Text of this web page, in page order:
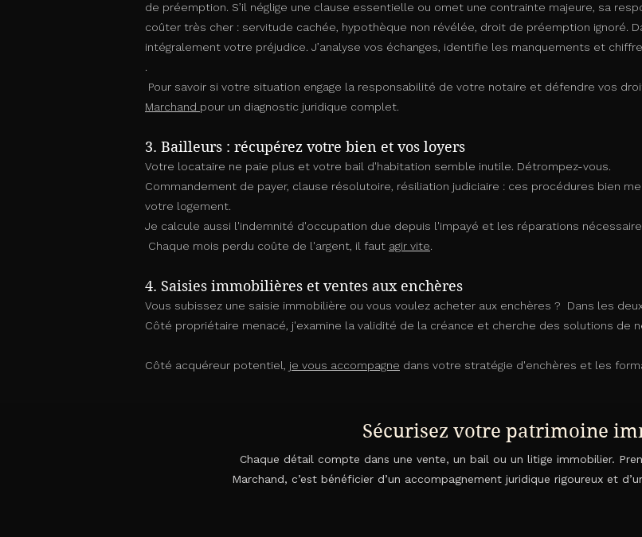
de préemption. S’il néglige une clause essentielle ou omet une contrainte majeure, sa
coûter très cher : servitude cachée, hypothèque non révélée, droit de préemption ignoré.
intégralement votre préjudice. J’analyse vos échanges, identifie les manquements et
.
Pour savoir si votre situation engage la responsabilité de votre notaire et défendre vos
Marchand pour un diagnostic juridique complet.
3. Bailleurs : récupérez votre bien et vos loyers
Votre locataire ne paie plus et votre bail d'habitation semble inutile. Détrompez-vous.
Commandement de payer, clause résolutoire, résiliation judiciaire : ces procédures bien
votre logement.
Je calcule aussi l'indemnité d'occupation due depuis l'impayé et les réparations
Chaque mois perdu coûte de l'argent, il faut agir vite.
4. Saisies immobilières et ventes aux enchères
Vous subissez une saisie immobilière ou vous voulez acheter aux enchères ? Dans les
Côté propriétaire menacé, j'examine la validité de la créance et cherche des solutions de
Côté acquéreur potentiel, je vous accompagne dans votre stratégie d'enchères et les
Sécurisez votre patrimoine
Chaque détail compte dans une vente, un bail ou un litige immobilier.
Marchand, c’est bénéficier d’un accompagnement juridique rigoureux et